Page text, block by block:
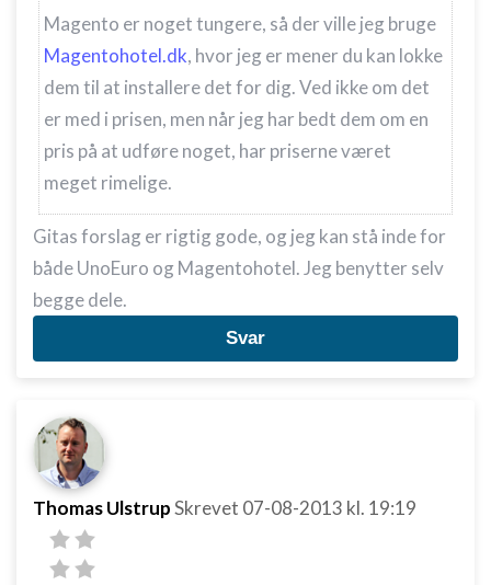
Magento er noget tungere, så der ville jeg bruge
Magentohotel.dk, hvor jeg er mener du kan lokke
dem til at installere det for dig. Ved ikke om det
er med i prisen, men når jeg har bedt dem om en
pris på at udføre noget, har priserne været
meget rimelige.
Gitas forslag er rigtig gode, og jeg kan stå inde for
både UnoEuro og Magentohotel. Jeg benytter selv
begge dele.
Svar
Thomas UlstrupSkrevet 07-08-2013 kl. 19:19